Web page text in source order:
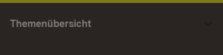
Themenübersicht